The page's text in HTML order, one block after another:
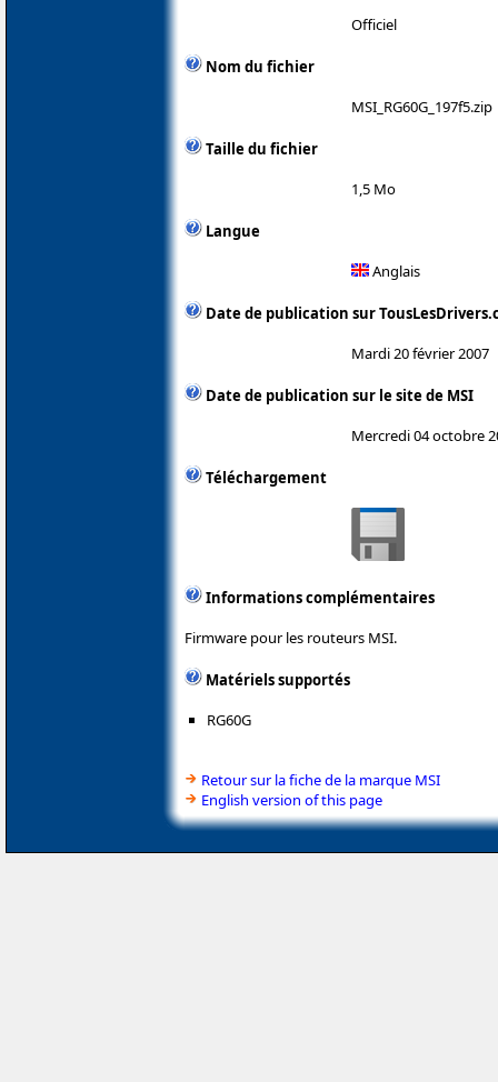
Officiel
Nom du fichier
MSI_RG60G_197f5.zip
Taille du fichier
1,5 Mo
Langue
Anglais
Date de publication sur
Mardi 20 février 2007
Date de publication sur le site de MSI
Mercredi 04 octobre
Téléchargement
Informations complémentaires
Firmware pour les routeurs MSI.
Matériels supportés
RG60G
Retour sur la fiche de la marque MSI
English version of this page